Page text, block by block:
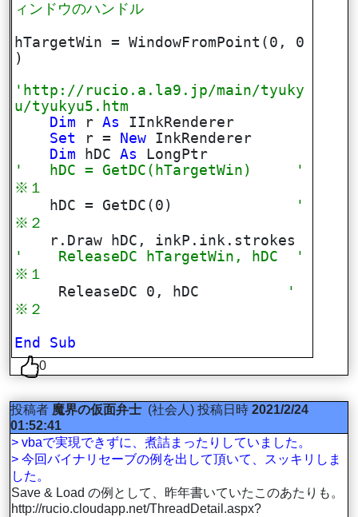
ィンドウのハンドル
hTargetWin = WindowFromPoint(0, 0
)
'http://rucio.a.la9.jp/main/tyuky
u/tyukyu5.htm
Dim rAs
IInkRenderer
Set
r = New InkRenderer
Dim hDCAs
LongPtr
' hDC = GetDC(hTargetWin) '
※１
hDC = GetDC(0)
'
※２
r.Draw hDC, inkP.ink.strokes
' ReleaseDC hTargetWin, hDC '
※１
ReleaseDC 0, hDC
'
※２
End Sub
0
投稿者 魔界の仮面弁士 (社会人) 投稿日時 2021/2/24
01:52:41
> vbaで実現できずに、煮詰まったりしていました。
> 今回バイナリセーブの例を出して頂いて、スッキリしま
した。
Save & Load の例として、昨年書いていたこのあたりも。
http://rucio.cloudapp.net/ThreadDetail.aspx?